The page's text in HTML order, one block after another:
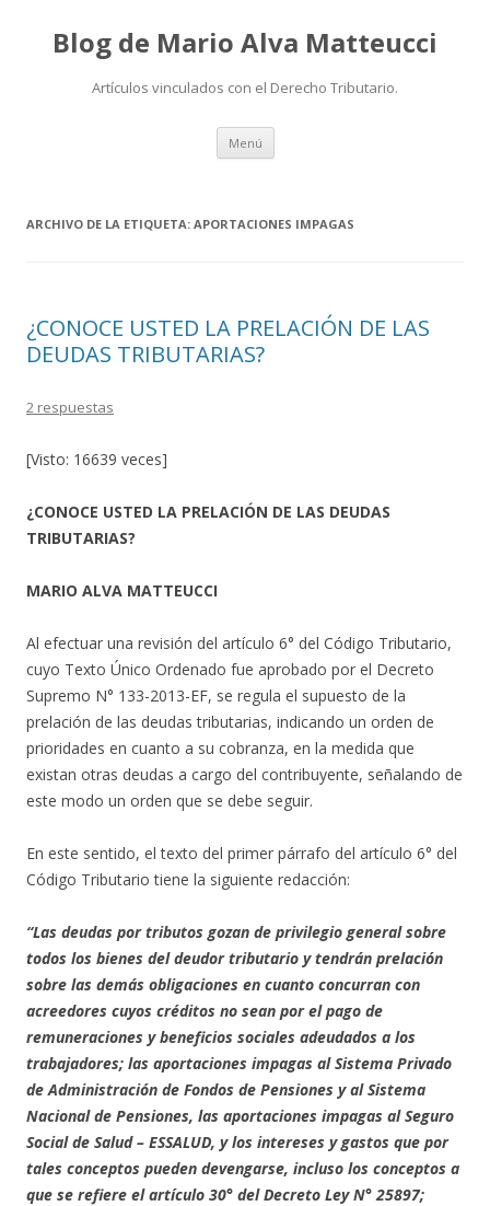
Blog de Mario Alva Matteucci
Artículos vinculados con el Derecho Tributario.
Menú Ir
contenido
ARCHIVO DE LA ETIQUETA: APORTACIONES IMPAGAS
¿CONOCE USTED LA PRELACIÓN DE LAS
DEUDAS TRIBUTARIAS?
2 respuestas
[Visto: 16639 veces]
¿CONOCE USTED LA PRELACIÓN DE LAS DEUDAS
TRIBUTARIAS?
MARIO ALVA MATTEUCCI
Al efectuar una revisión del artículo 6° del Código Tributario,
cuyo Texto Único Ordenado fue aprobado por el Decreto
Supremo N° 133-2013-EF, se regula el supuesto de la
prelación de las deudas tributarias, indicando un orden de
prioridades en cuanto a su cobranza, en la medida que
existan otras deudas a cargo del contribuyente, señalando de
este modo un orden que se debe seguir.
En este sentido, el texto del primer párrafo del artículo 6° del
Código Tributario tiene la siguiente redacción:
“Las deudas por tributos gozan de privilegio general sobre
todos los bienes del deudor tributario y tendrán prelación
sobre las demás obligaciones en cuanto concurran con
acreedores cuyos créditos no sean por el pago de
remuneraciones y beneficios sociales adeudados a los
trabajadores; las aportaciones impagas al Sistema Privado
de Administración de Fondos de Pensiones y al Sistema
Nacional de Pensiones, las aportaciones impagas al Seguro
Social de Salud – ESSALUD, y los intereses y gastos que por
tales conceptos pueden devengarse, incluso los conceptos a
que se refiere el artículo 30° del Decreto Ley N° 25897;